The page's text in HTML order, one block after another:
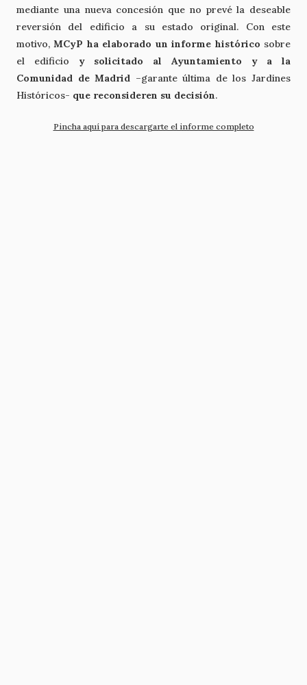
mediante una nueva concesión que no prevé la deseable
reversión del edificio a su estado original. Con este
motivo,MCyP ha elaborado un informe histórico sobre
el edificio y solicitado al Ayuntamiento y a la
Comunidad de Madrid –garante última de los Jardines
Históricos- que reconsideren su decisión.
Pincha aquí para descargarte el informe completo